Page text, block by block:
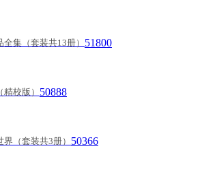
全集（套装共13册） 51800
校版） 50888
界（套装共3册） 50366